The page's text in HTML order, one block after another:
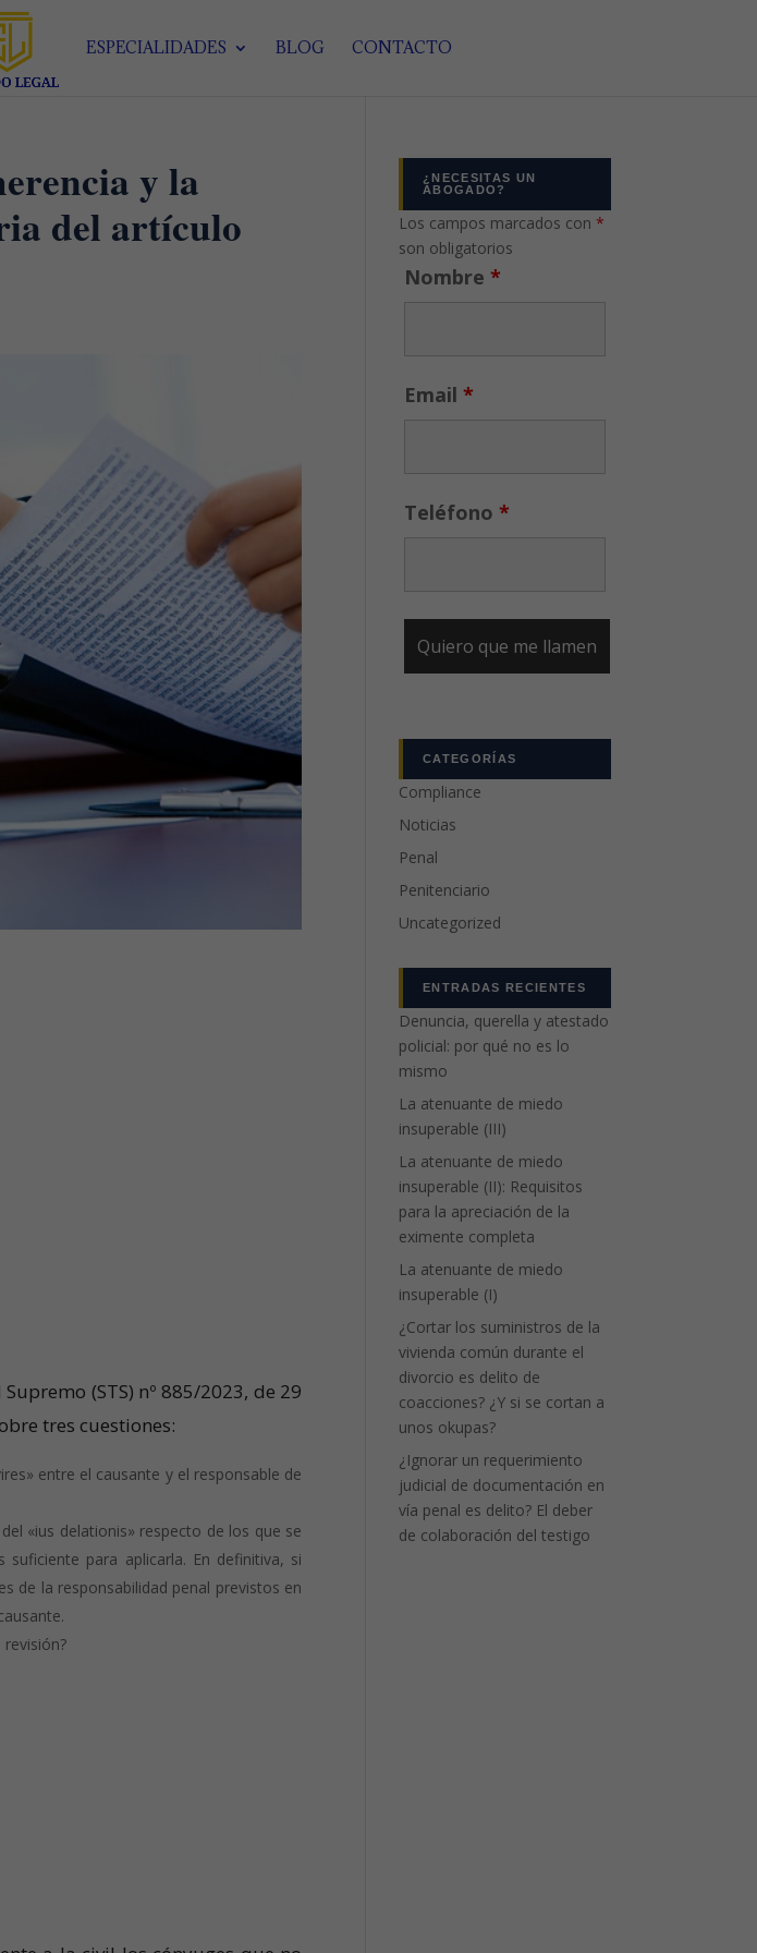
ESPECIALIDADES BLOG CONTACTO
y la
del artículo
(STS) nº 885/2023, de 29
tres cuestiones:
entre el causante y el responsable de
«ius delationis» respecto de los que se
para aplicarla. En definitiva, si
de la responsabilidad penal previstos en
¿NECESITAS UN
ABOGADO?
Los campos marcados con*
son obligatorios
Nombre*
Email*
Teléfono*
CATEGORÍAS
Compliance
Noticias
Penal
Penitenciario
Uncategorized
ENTRADAS RECIENTES
Denuncia, querella y atestado
policial: por qué no es lo
mismo
La atenuante de miedo
insuperable (III)
La atenuante de miedo
insuperable (II): Requisitos
para la apreciación de la
eximente completa
La atenuante de miedo
insuperable (I)
¿Cortar los suministros de la
vivienda común durante el
divorcio es delito de
coacciones? ¿Y si se cortan a
unos okupas?
¿Ignorar un requerimiento
judicial de documentación en
vía penal es delito? El deber
de colaboración del testigo